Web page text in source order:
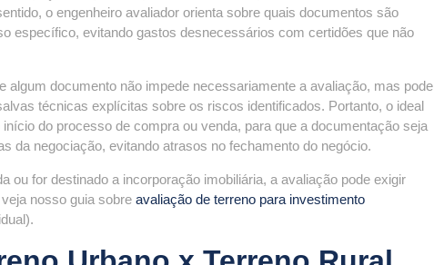
o engenheiro avaliador orienta sobre quais documentos são
específico, evitando gastos desnecessários com certidões que não
algum documento não impede necessariamente a avaliação, mas pode
técnicas explícitas sobre os riscos identificados. Portanto, o ideal
do processo de compra ou venda, para que a documentação seja
da negociação, evitando atrasos no fechamento do negócio.
ou for destinado a incorporação imobiliária, a avaliação pode exigir
nosso guia sobre avaliação de terreno para investimento